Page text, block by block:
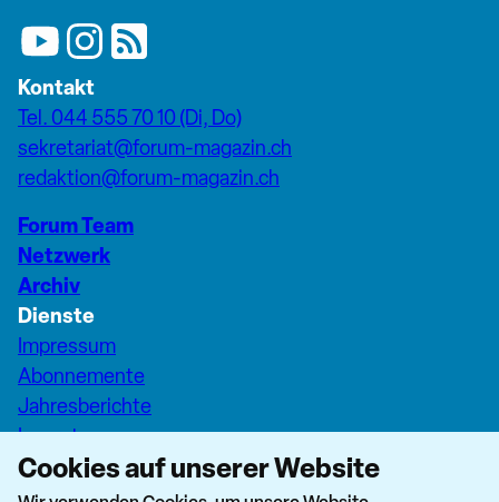
Kontakt
Tel. 044 555 70 10 (Di, Do)
sekretariat@forum-magazin.ch
redaktion@forum-magazin.ch
Forum Team
Netzwerk
Archiv
Dienste
Impressum
Abonnemente
Jahresberichte
Inserate
Pfarreiseiten Stadt Zürich
Dashboard Forum+
Cookies auf unserer Website